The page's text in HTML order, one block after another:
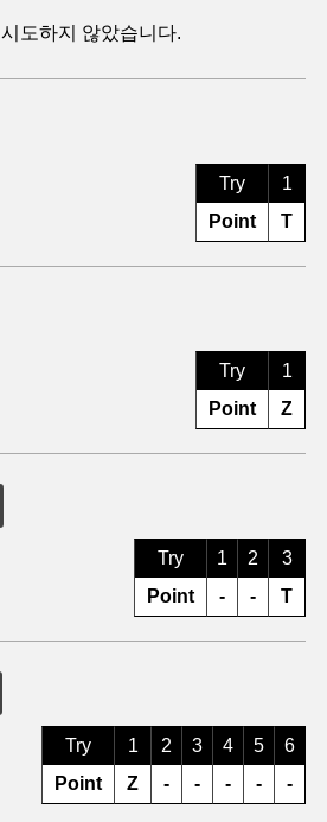
시도하지 않았습니다.
Try
Point
1
T
Try
Point
1
Z
Try
Point
1
-
2
-
3
T
Try
Point
1
Z
2
-
3
-
4
-
5
-
6
-